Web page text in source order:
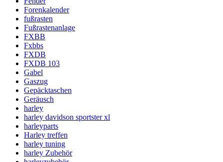
Forenkalender
fußrasten
Fußrastenanlage
FXBB
Fxbbs
FXDB
FXDB 103
Gabel
Gaszug
Gepäcktaschen
Geräusch
harley
harley davidson sportster xl
harleyparts
Harley treffen
harley tuning
harley Zubehör